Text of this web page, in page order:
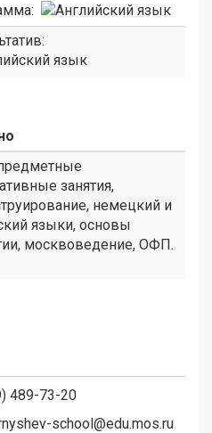
занятия,
немецкий и
языки, основы
москвоведение, ОФП.
489-73-20
school@edu.mos.ru